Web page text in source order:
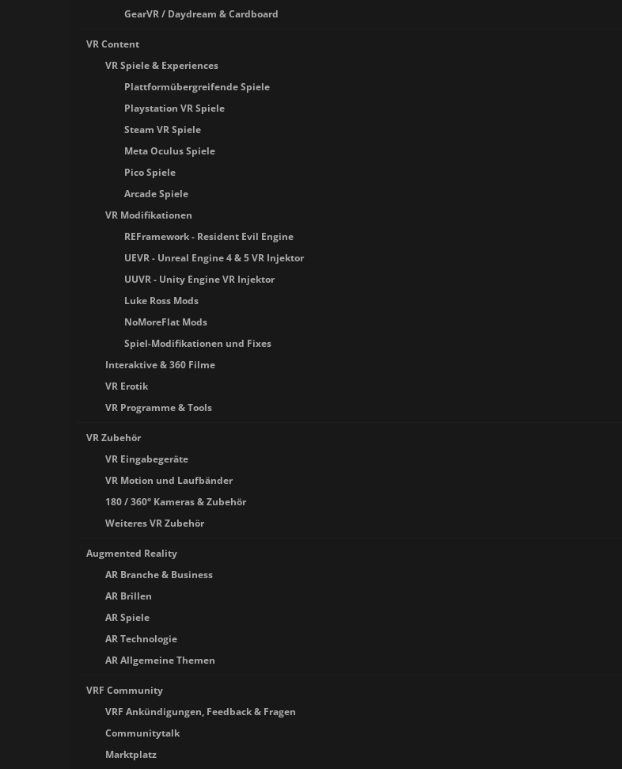
GearVR / Daydream & Cardboard
VR Content
VR Spiele & Experiences
Plattformübergreifende Spiele
Playstation VR Spiele
Steam VR Spiele
Meta Oculus Spiele
Pico Spiele
Arcade Spiele
VR Modifikationen
REFramework - Resident Evil Engine
UEVR - Unreal Engine 4 & 5 VR Injektor
UUVR - Unity Engine VR Injektor
Luke Ross Mods
NoMoreFlat Mods
Spiel-Modifikationen und Fixes
Interaktive & 360 Filme
VR Erotik
VR Programme & Tools
VR Zubehör
VR Eingabegeräte
VR Motion und Laufbänder
180 / 360° Kameras & Zubehör
Weiteres VR Zubehör
Augmented Reality
AR Branche & Business
AR Brillen
AR Spiele
AR Technologie
AR Allgemeine Themen
VRF Community
VRF Ankündigungen, Feedback & Fragen
Communitytalk
Marktplatz